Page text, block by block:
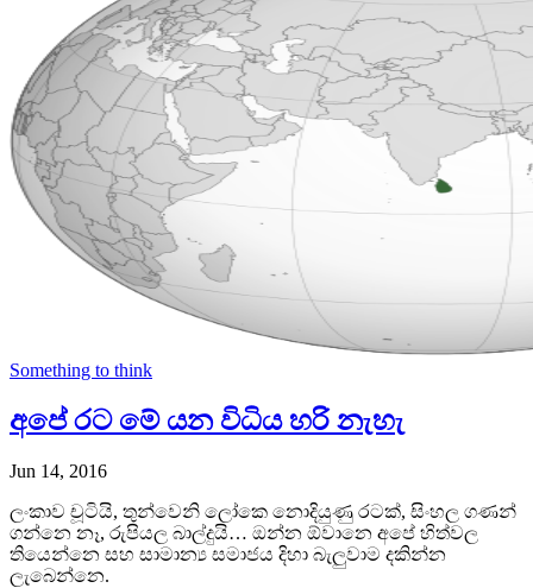
Something to think
අපේ රට මේ යන විධිය හරි නැහැ
Jun 14, 2016
ලංකාව චූටියි, තුන්වෙනි ලෝකෙ නොදියුණු රටක්, සිංහල ගණන්
ගන්නෙ නෑ, රුපියල බාල්දුයි… ඔන්න ඕවානෙ අපේ හිත්වල
තියෙන්නෙ සහ සාමාන්‍ය සමාජය දිහා බැලුවාම දකින්න
ලැබෙන්නෙ.